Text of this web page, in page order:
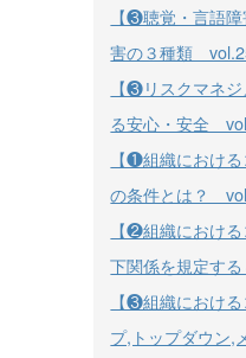
【❸聴覚・言語
害の３種類
【❸リスクマネ
る安心・安全
【❶組織におけ
の条件とは？
【❷組織におけ
下関係を規定す
【❸組織におけ
プ,トップダウン